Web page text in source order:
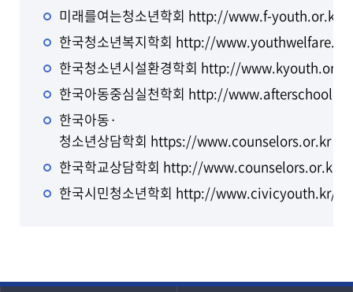
미래를여는청소년학회 http://www.f-youth.or.kr
한국청소년복지학회 http://
한국청소년시설환경학회 http://www.kyouth.or.kr
한국아동중심실천학회 http://
한국아동·
청소년상담학회 https://www.counselors.or.kr
한국학교상담학회 http://www.counselors.or.kr
한국시민청소년학회 http://www.civicyouth.kr/